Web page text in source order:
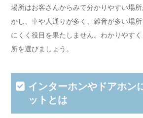
場所はお客さんからみて分かりやすい場
かし、車や人通りが多く、雑音が多い場
にくく役目を果たしません。わかりやす
所を選びましょう。
インターホンやドアホン
ットとは